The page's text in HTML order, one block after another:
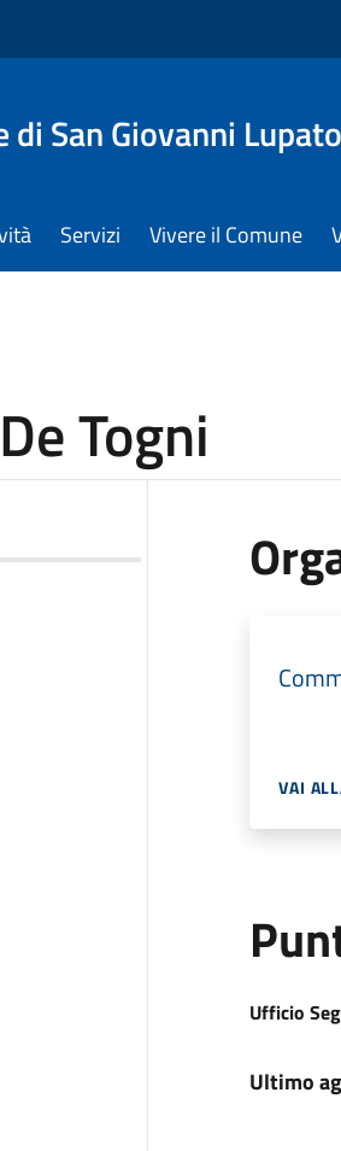
di San Giovanni
Servizi Vivere il Comune
Togni
VAI
Ufficio
Ultimo